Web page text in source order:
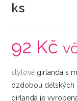
ks
92 Kč
stylová girlanda s
ozdobou dětských
girlanda je